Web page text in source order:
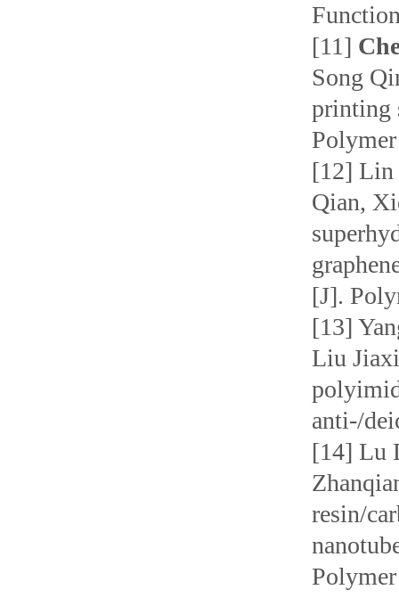
[11]
Song
printing
[12]
Qian,
[J].
[13]
Liu
anti-/
[14] Lu
resin/